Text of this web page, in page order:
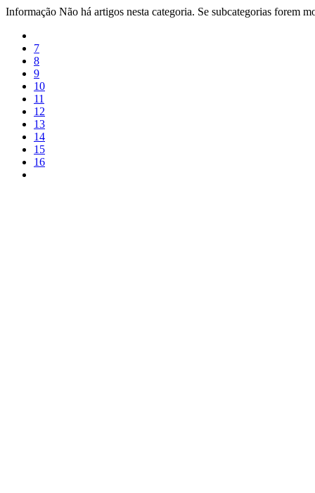
Informação Não há artigos nesta categoria. Se subcategorias forem
7
8
9
10
11
12
13
14
15
16